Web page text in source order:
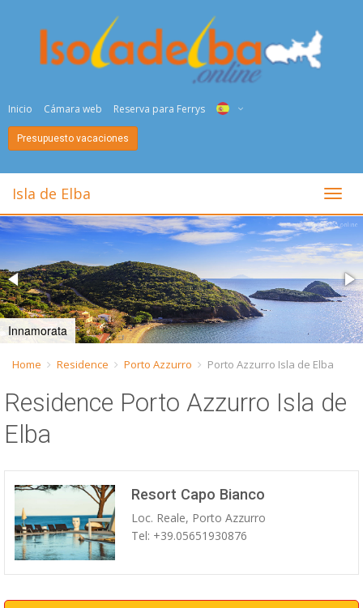
Inicio Cámara web Reserva para Ferrys
DEU
NED
FRA
PYC
Presupuesto vacaciones
Isla de Elba
Innamorata
Home Residence Porto Azzurro Porto Azzurro Isla de Elba
Residence Porto Azzurro Isla de
Elba
Resort Capo Bianco
Loc. Reale, Porto Azzurro
Tel: +39.05651930876